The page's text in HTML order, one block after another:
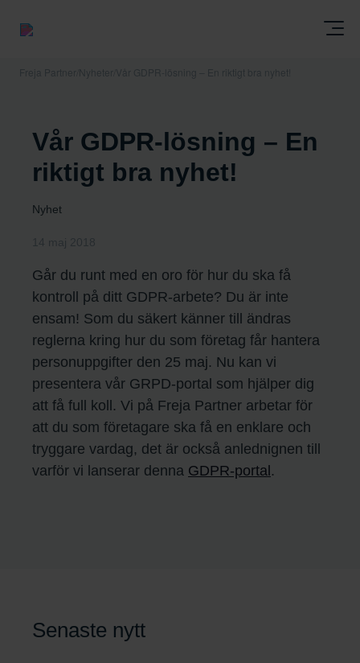
Freja Partner Nyheter Vår GDPR-lösning – En riktigt bra nyhet!
Vår GDPR-lösning – En
riktigt bra nyhet!
Nyhet
14 maj 2018
Går du runt med en oro för hur du ska få
kontroll på ditt GDPR-arbete? Du är inte
ensam! Som du säkert känner till ändras
reglerna kring hur du som företag får hantera
personuppgifter den 25 maj. Nu kan vi
presentera vår GRPD-portal som hjälper dig
att få full koll. Vi på Freja Partner arbetar för
att du som företagare ska få en enklare och
tryggare vardag, det är också anlednignen till
varför vi lanserar denna GDPR-portal .
Senaste nytt